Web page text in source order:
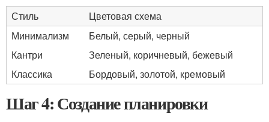
Стиль
Цветовая схема
Минимализм
Белый, серый, черный
Кантри
Зеленый, коричневый, бежевый
Классика
Бордовый, золотой, кремовый
Шаг 4: Создание планировки